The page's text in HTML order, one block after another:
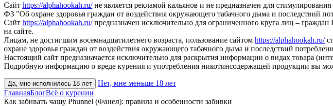
Сайт https://alphahookah.ru/не является рекламой кальянов и не предназначен для
ФЗ "Об охране здоровья граждан от воздействия окружающего табачного дыма и последствий
Сайт https://alphahookah.ru/предназначен исключительно для ограниченного круга лиц –
на сайте.
Лицам, не достигшим восемнадцатилетнего возраста, пользование сайтом https://alphahookah.ru/
охране здоровья граждан от воздействия окружающего табачного дыма и последствий
Настоящий сайт предназначается исключительно для раскрытия информации о видах товара
Подробную информацию о вреде курения и употребления никотинсодержащей продукции вы
Да, мне исполнилось 18 лет
Нет, мне меньше 18 лет
ГлавнаяБлогВсё о курении
Как забивать чашу Phunnel (Фанел): правила и особенности забивки